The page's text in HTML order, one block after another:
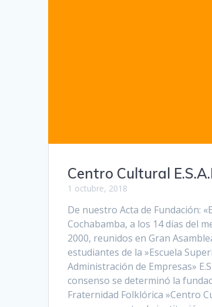
Centro Cultural
1 octubre, 2018
De nuestro Acta de Fundación:
Cochabamba, a los 14 días del
2000, reunidos en Gran
estudiantes de la »Escuela
Administración de Empresas»
consenso se determinó la
Fraternidad Folklórica »Centro